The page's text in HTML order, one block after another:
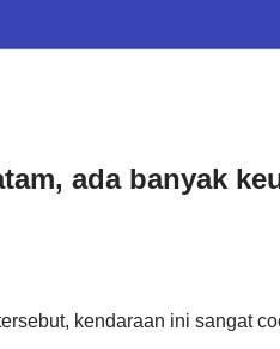
ada banyak
kendaraan ini sangat